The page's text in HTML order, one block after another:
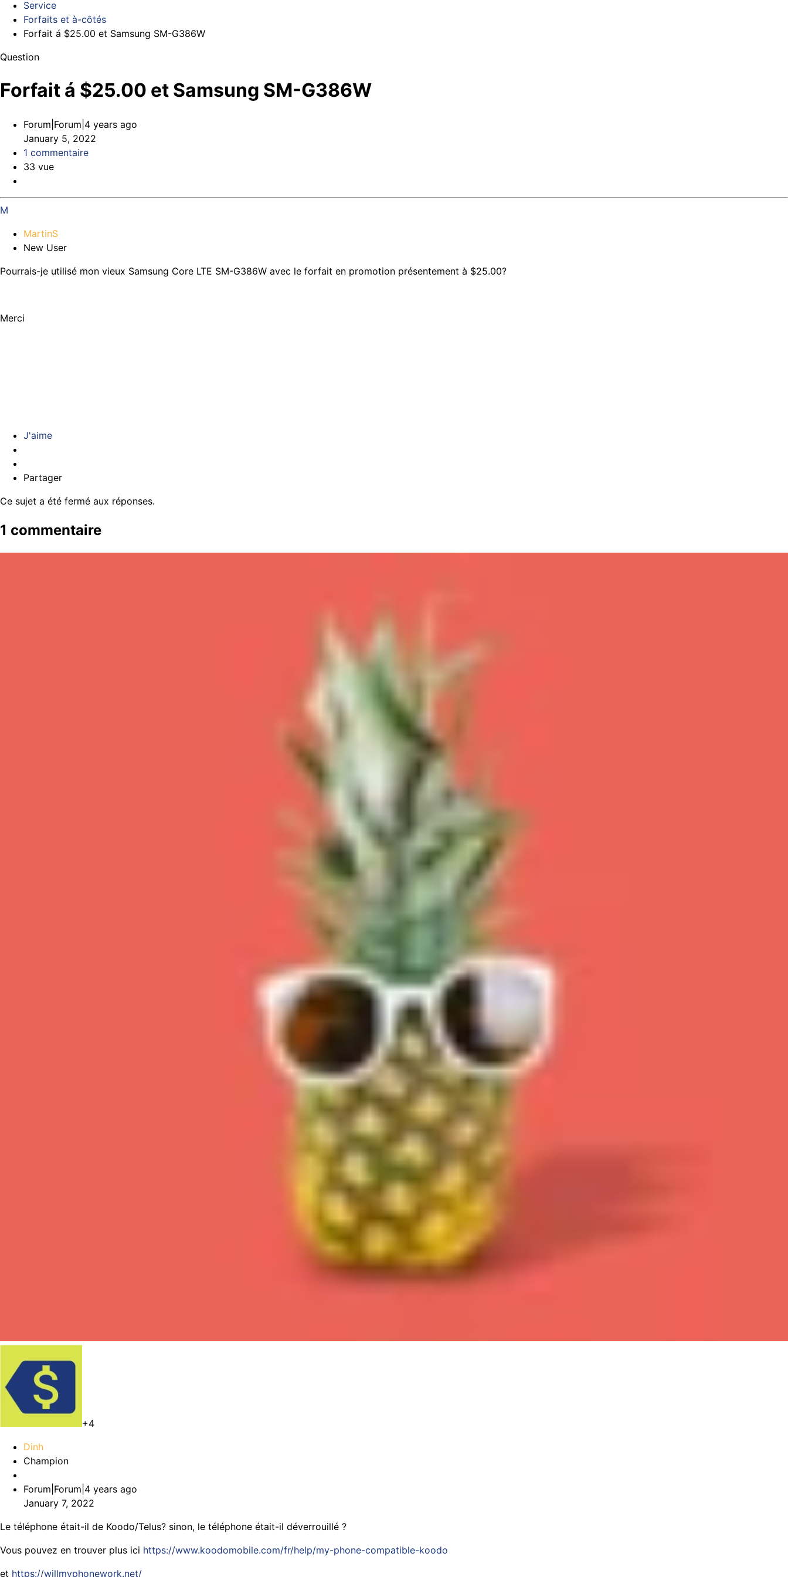
Service
Forfaits et à-côtés
Forfait á $25.00 et Samsung SM-G386W
Question
Forfait á $25.00 et Samsung SM-G386W
Forum|Forum|4 years ago
January 5, 2022
1 commentaire
33 vue
M
MartinS
New User
Pourrais-je utilisé mon vieux Samsung Core LTE SM-G386W avec le forfait en promotion présentement à $25.00?
Merci
J'aime
Partager
Ce sujet a été fermé aux réponses.
1 commentaire
+4
Dinh
Champion
Forum|Forum|4 years ago
January 7, 2022
Le téléphone était-il de Koodo/Telus? sinon, le téléphone était-il déverrouillé ?
Vous pouvez en trouver plus ici https://www.koodomobile.com/fr/help/my-phone-compatible-koodo
et https://willmyphonework.net/